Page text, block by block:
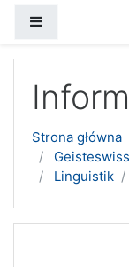
Strona główna
Linguistik